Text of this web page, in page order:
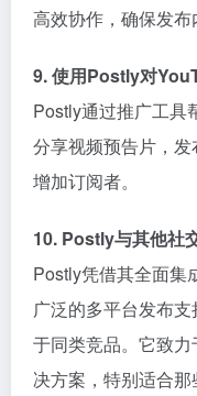
高效协作，确保发布
9. 使用Postly对
Postly通过推广工具
分享视频预告片，
增加订阅者。
10. Postly与其他社
Postly凭借其全面集
广泛的多平台发布
于同类竞品。它致
决方案，特别适合